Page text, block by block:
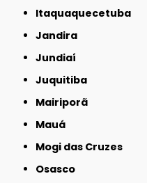
Itaquaquecetuba
Jandira
Jundiaí
Juquitiba
Mairiporã
Mauá
Mogi das Cruzes
Osasco